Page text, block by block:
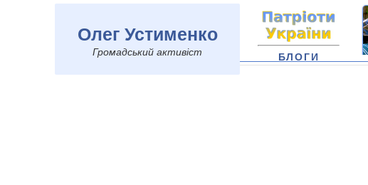
Олег Устименко
Громадський активіст БЛОГИ